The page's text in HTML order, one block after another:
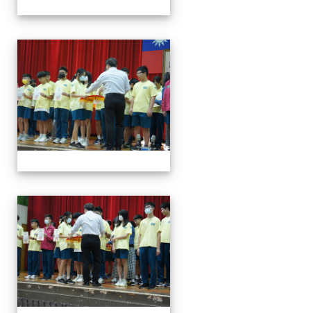
113學年度第一學期第一
113學年度第一學期第一